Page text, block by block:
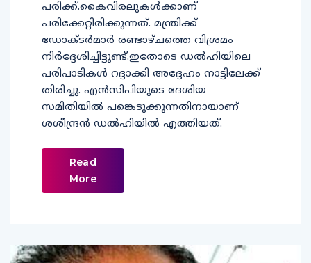
പരിക്ക്.കൈവിരലുകള്‍ക്കാണ്
പരിക്കേറ്റിരിക്കുന്നത്. മന്ത്രിക്ക്
ഡോക്ടര്‍മാര്‍ രണ്ടാഴ്ചത്തെ വിശ്രമം
നിർദ്ദേശിച്ചിട്ടുണ്ട്.ഇതോടെ ഡല്‍ഹിയിലെ
പരിപാടികള്‍ റദ്ദാക്കി അദ്ദേഹം നാട്ടിലേക്ക്
തിരിച്ചു. എന്‍സിപിയുടെ ദേശിയ
സമിതിയില്‍ പങ്കെടുക്കുന്നതിനായാണ്
ശശീന്ദ്രന്‍ ഡല്‍ഹിയില്‍ എത്തിയത്.
Read
More